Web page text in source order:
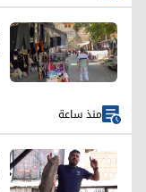
منذ ساعة